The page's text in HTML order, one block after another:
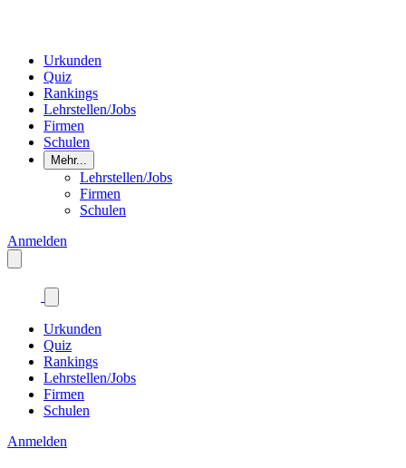
Urkunden
Quiz
Rankings
Lehrstellen/Jobs
Firmen
Schulen
Mehr...
Lehrstellen/Jobs
Firmen
Schulen
Anmelden
Urkunden
Quiz
Rankings
Lehrstellen/Jobs
Firmen
Schulen
Anmelden